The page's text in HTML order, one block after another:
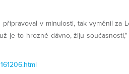
v minulosti, tak vyměnil za
je to hrozně dávno, žiju